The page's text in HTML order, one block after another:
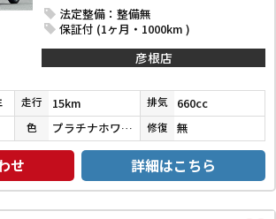
法定整備：整備無
保証付 (1ヶ月・1000km )
彦根店
走行 15km 排気 660cc
色 プラチナホワイトパール 修復 無
せ 詳細はこちら